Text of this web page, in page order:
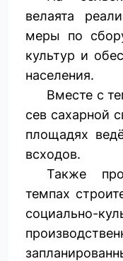
велаята
меры по
культур и
населения.
Вместе с
сев сахарной
площадях
всходов.
Также
темпах